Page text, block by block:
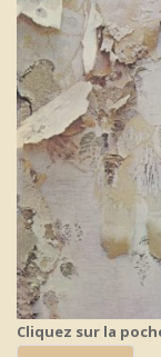
Cliquez sur la